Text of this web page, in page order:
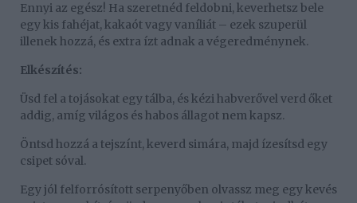
Ennyi az egész! Ha szeretnéd feldobni, keverhetsz bele
egy kis fahéjat, kakaót vagy vaníliát – ezek szuperül
illenek hozzá, és extra ízt adnak a végeredménynek.
Elkészítés:
Üsd fel a tojásokat egy tálba, és kézi habverővel verd őket
addig, amíg világos és habos állagot nem kapsz.
Öntsd hozzá a tejszínt, keverd simára, majd ízesítsd egy
csipet sóval.
Egy jól felforrósított serpenyőben olvassz meg egy kevés